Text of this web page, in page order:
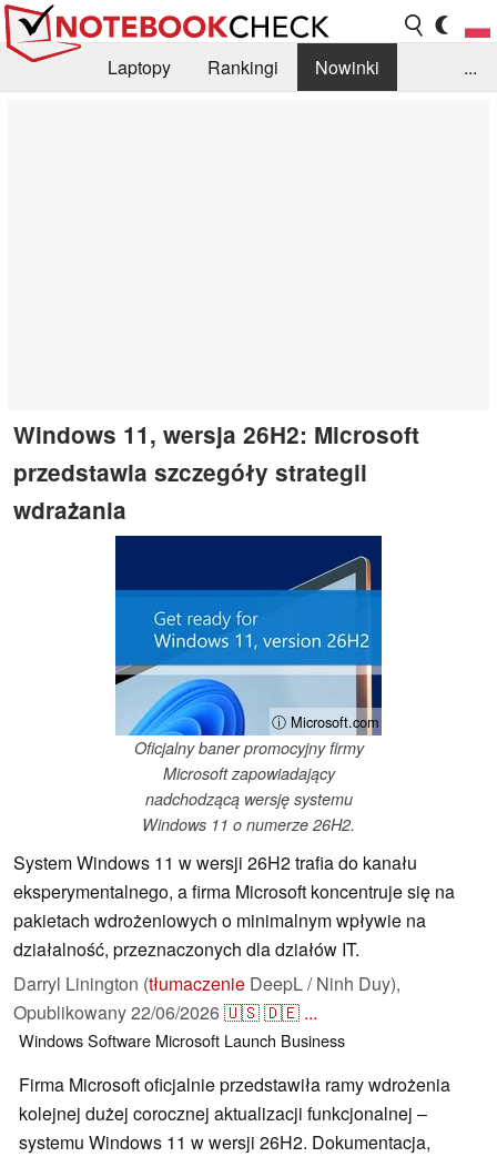
Laptopy Rankingi
Nowinki
...
Windows 11, wersja 26H2: Microsoft
przedstawia szczegóły strategii
wdrażania
ⓘ Microsoft.com
Oficjalny baner promocyjny firmy
Microsoft zapowiadający
nadchodzącą wersję systemu
Windows 11 o numerze 26H2.
System Windows 11 w wersji 26H2 trafia do kanału
eksperymentalnego, a firma Microsoft koncentruje się na
pakietach wdrożeniowych o minimalnym wpływie na
działalność, przeznaczonych dla działów IT.
Darryl Linington (tłumaczenie DeepL / Ninh Duy),
Opublikowany22/06/2026🇺🇸🇩🇪 ...
WindowsSoftware Microsoft Launch Business
Firma Microsoft oficjalnie przedstawiła ramy wdrożenia
kolejnej dużej corocznej aktualizacji funkcjonalnej –
systemu Windows 11 w wersji 26H2. Dokumentacja,